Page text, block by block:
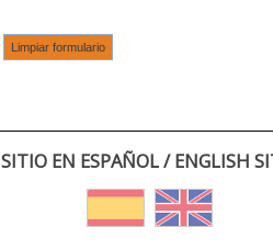
SITIO EN ESPAÑOL / ENGLISH